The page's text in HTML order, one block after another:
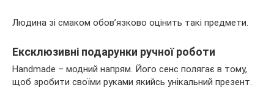
Людина зі смаком обов’язково оцінить такі предмети.
Ексклюзивні подарунки ручної роботи
Handmade – модний напрям. Його сенс полягає в тому,
щоб зробити своїми руками якийсь унікальний презент.